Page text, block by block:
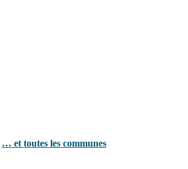
… et toutes les communes